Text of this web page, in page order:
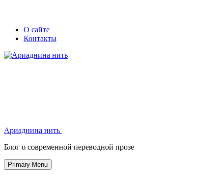
Skip
Secondary
left
navigation
Secondary
right
navigation
О сайте
Контакты
Ариаднина нить
Блог о современной переводной прозе
Primary Menu